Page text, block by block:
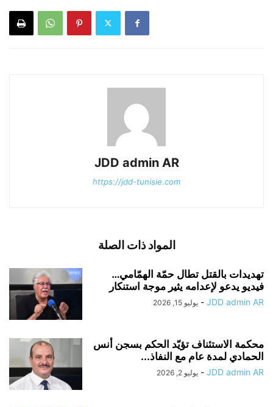
JDD admin AR
https://jdd-tunisie.com
المواد ذات الصلة
تهديدات بالقتل تطال حمّة الهمّامي…
فيديو يدعو لإعدامه يثير موجة استنكار
JDD admin AR
- يوليو 15, 2026
محكمة الاستئناف تؤيّد الحكم بسجن أنس
الحمادي لمدة عام مع النفاذ...
JDD admin AR
- يوليو 2, 2026